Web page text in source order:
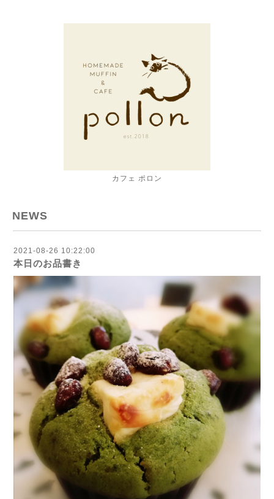
カフェ ポロン
NEWS
2021-08-26 10:22:00
本日のお品書き